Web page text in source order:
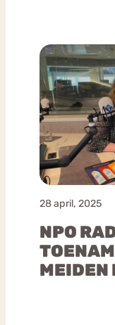
28 april, 2025
NPO
MEIDEN